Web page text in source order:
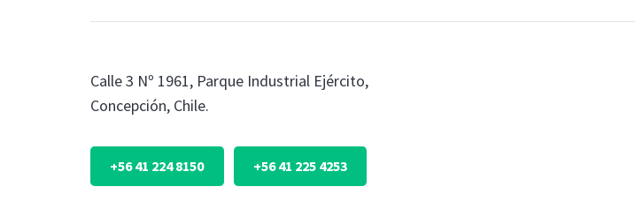
Calle 3 Nº 1961, Parque Industrial Ejército,
Concepción, Chile.
+56 41 224 8150 +56 41 225 4253